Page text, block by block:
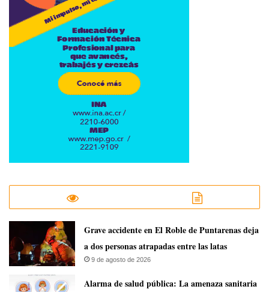
Grave accidente en El Roble de Puntarenas deja
a dos personas atrapadas entre las latas
9 de agosto de 2026
​Alarma de salud pública: La amenaza sanitaria